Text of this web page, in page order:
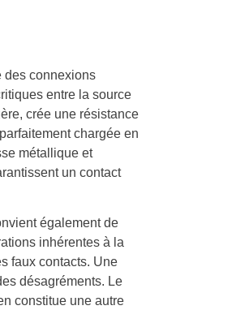
des connexions
entre la source
crée une résistance
chargée en
métallique et
un contact
également de
inhérentes à la
faux contacts. Une
désagréments. Le
constitue une autre